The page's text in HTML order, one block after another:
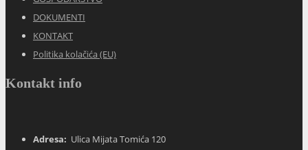
DOKUMENTI
KONTAKT
Politika kolačića (EU)
Kontakt info
Adresa: Ulica Mijata Tomića 120